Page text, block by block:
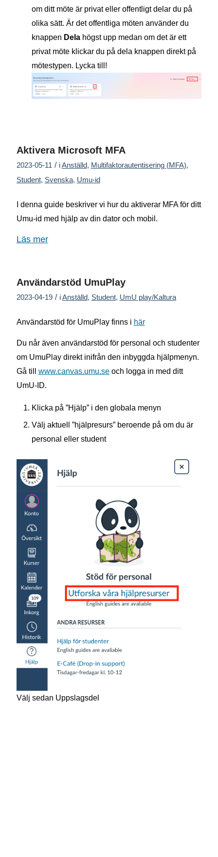
om ditt möte är privat eller offentligt delar du på
olika sätt. Är det offentliga möten använder du
knappen Delahögst upp medan om det är ett
privat möte klickar du på dela knappen direkt på
mötestypen. Lycka till!
Aktivera Microsoft MFA
2023-05-11 / iAnställd, Multifaktorautentisering (MFA),
Student, Svenska, Umu-id
I denna guide beskriver vi hur du aktiverar MFA för ditt
Umu-id med hjälp av din dator och mobil.
Läs mer
Användarstöd UmuPlay
2023-04-19 / iAnställd, Student, UmU play/Kaltura
Användarstöd för UmuPlay finns i här
Du når även användarstöd för personal och studenter
om UmuPlay direkt inifrån den inbyggda hjälpmenyn.
Gå till www.canvas.umu.seoch logga in med ditt
UmU-ID.
Klicka på ”Hjälp” i den globala menyn
Välj aktuell ”hjälpresurs” beroende på om du är
personal eller student
Välj sedan Uppslagsdel